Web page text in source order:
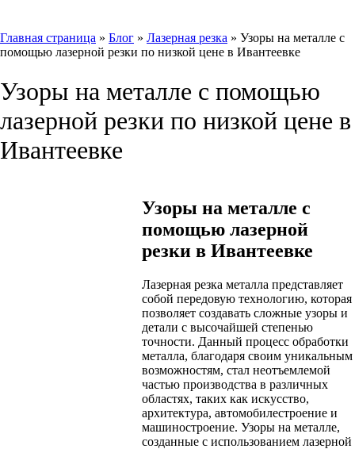
Главная страница » Блог » Лазерная резка » Узоры на металле с
помощью лазерной резки по низкой цене в Ивантеевке
Узоры на металле с помощью
лазерной резки по низкой цене в
Ивантеевке
Узоры на металле с
помощью лазерной
резки в Ивантеевке
Лазерная резка металла представляет
собой передовую технологию, которая
позволяет создавать сложные узоры и
детали с высочайшей степенью
точности. Данный процесс обработки
металла, благодаря своим уникальным
возможностям, стал неотъемлемой
частью производства в различных
областях, таких как искусство,
архитектура, автомобилестроение и
машиностроение. Узоры на металле,
созданные с использованием лазерной